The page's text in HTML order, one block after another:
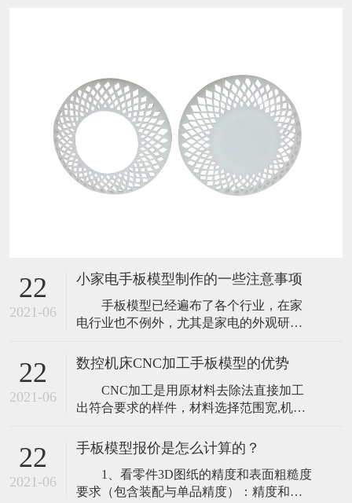
22
2021-06
小家电手板模型制作的一些注意事项
手板模型已经遍布了各个行业，在家
电行业也不例外，尤其是家电的外观研
模型，可以在极短的时间内，实现从图纸
到实物的转变，让研发中的产品开模前能
够全面而正确的评估外观及结构，使产品
研发更加顺利，大大降低产品投放市场的
有模具或不开模
22
2021-06
数控机床CNC加工手板模型的优势
CNC加工是用原材料去除法直接加工
出符合要求的样件，材料选择范围宽,机器
适当地分解,特别适合于加工大尺寸及结构
比较简单的零部件，CNC加工设备对三维
图档进行编程、拆分，通过加工相应材料
直接生产所需的产品，特别是对大件产品
22
2021-06
手板模型报价是怎么计算的？
1、看零件3D图纸的精度和表面粗糙度
要求（包含装配与单品精度）：精度和表